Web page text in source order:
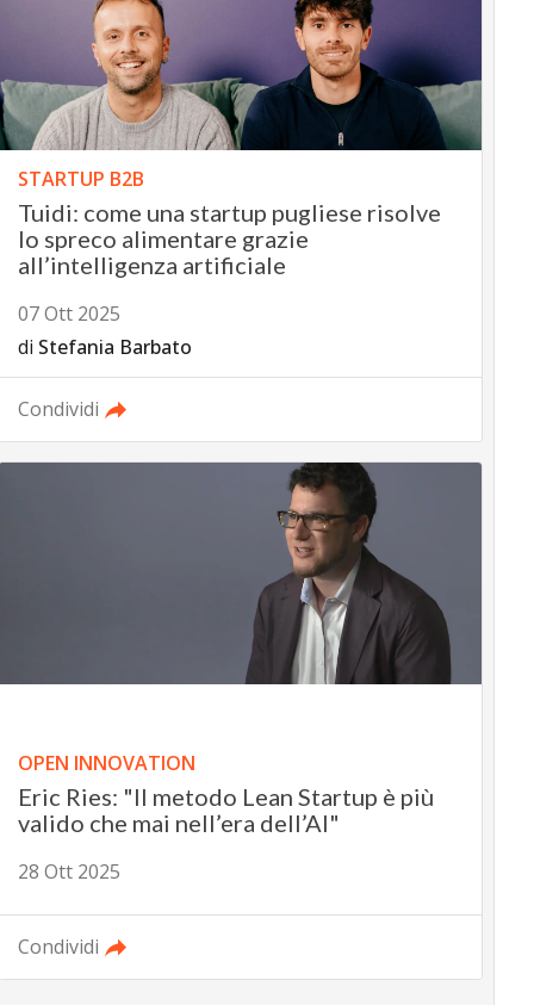
STARTUP B2B
Tuidi: come una startup pugliese risolve
lo spreco alimentare grazie
all’intelligenza artificiale
07 Ott 2025
di Stefania Barbato
Condividi
OPEN INNOVATION
Eric Ries: "Il metodo Lean Startup è più
valido che mai nell’era dell’AI"
28 Ott 2025
Condividi